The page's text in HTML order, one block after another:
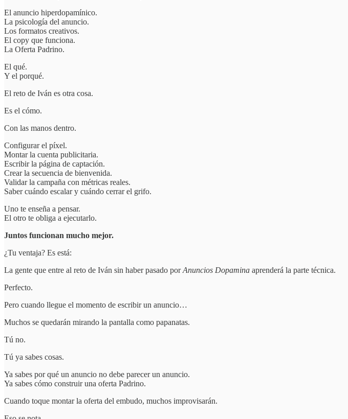
El anuncio hiperdopamínico.
La psicología del anuncio.
Los formatos creativos.
El copy que funciona.
La Oferta Padrino.
El qué.
Y el porqué.
El reto de Iván es otra cosa.
Es el cómo.
Con las manos dentro.
Configurar el píxel.
Montar la cuenta publicitaria.
Escribir la página de captación.
Crear la secuencia de bienvenida.
Validar la campaña con métricas reales.
Saber cuándo escalar y cuándo cerrar el grifo.
Uno te enseña a pensar.
El otro te obliga a ejecutarlo.
Juntos funcionan mucho mejor.
¿Tu ventaja? Es está:
La gente que entre al reto de Iván sin haber pasado porAnuncios Dopamina aprenderá la parte técnica.
Perfecto.
Pero cuando llegue el momento de escribir un anuncio…
Muchos se quedarán mirando la pantalla como papanatas.
Tú no.
Tú ya sabes cosas.
Ya sabes por qué un anuncio no debe parecer un anuncio.
Ya sabes cómo construir una oferta Padrino.
Cuando toque montar la oferta del embudo, muchos improvisarán.